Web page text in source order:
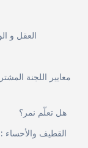
العقل و
معايير اللجنة
هل تعلّم نمر؟
القطيف والأحساء